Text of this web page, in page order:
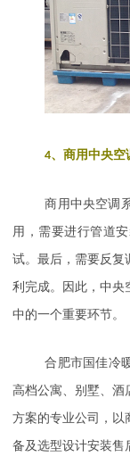
4、 商用中央空
商用中央空调
用，需要进行管道
试。最后，需要反复
利完成。因此，中央
中的一个重要环节。
合肥市国佳冷
高档公寓、别墅、酒
方案的专业公司，以
备及选型设计安装售